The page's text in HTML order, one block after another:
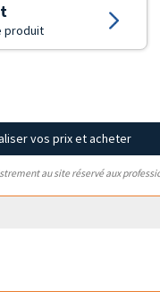
produit
vos prix et acheter
au site réservé aux